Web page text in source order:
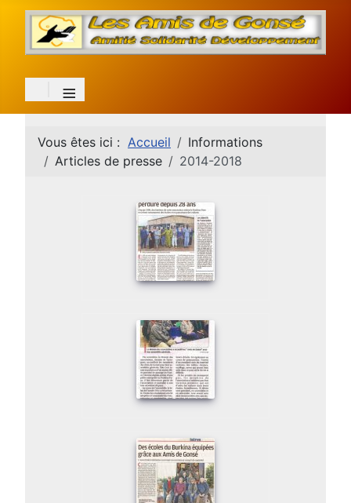
≡
Vous êtes ici : Accueil
Informations
Articles de presse
2014-2018